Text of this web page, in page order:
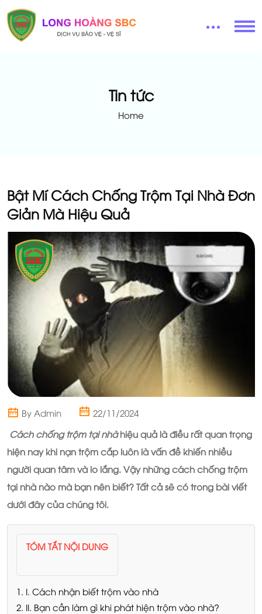
Tin tức
Home
Bật Mí Cách Chống Trộm Tại Nhà Đơn
Giản Mà Hiệu Quả
By Admin
22/11/2024
Cách chống trộm tại nhàhiệu quả là điều rất quan trọng
hiện nay khi nạn trộm cắp luôn là vấn đề khiến nhiều
người quan tâm và lo lắng. Vậy những cách chống trộm
tại nhà nào mà bạn nên biết? Tất cả sẽ có trong bài viết
dưới đây của chúng tôi.
TÓM TẮT NỘI DUNG
1. I. Cách nhận biết trộm vào nhà
2. II. Bạn cần làm gì khi phát hiện trộm vào nhà?